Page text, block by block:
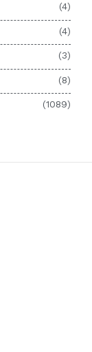
(4)
(4)
(3)
(8)
(1089)